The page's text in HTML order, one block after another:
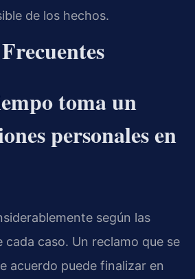
de los hechos.
toma un
personales en
según las
cada caso. Un reclamo que se
acuerdo puede finalizar en